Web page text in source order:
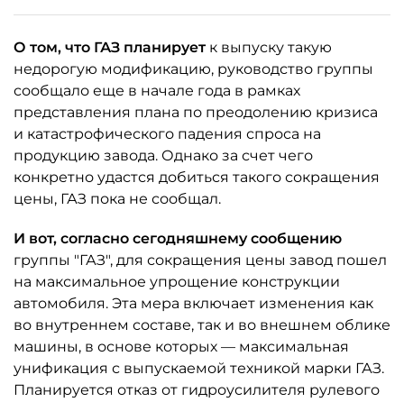
О том, что ГАЗ планирует к выпуску такую
недорогую модификацию, руководство группы
сообщало еще в начале года в рамках
представления плана по преодолению кризиса
и катастрофического падения спроса на
продукцию завода. Однако за счет чего
конкретно удастся добиться такого сокращения
цены, ГАЗ пока не сообщал.
И вот, согласно сегодняшнему сообщению
группы "ГАЗ", для сокращения цены завод пошел
на максимальное упрощение конструкции
автомобиля. Эта мера включает изменения как
во внутреннем составе, так и во внешнем облике
машины, в основе которых — максимальная
унификация с выпускаемой техникой марки ГАЗ.
Планируется отказ от гидроусилителя рулевого